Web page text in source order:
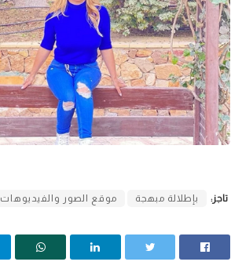
تاجز: بإطلالة مبهجة موقع الصور والفيديوهات